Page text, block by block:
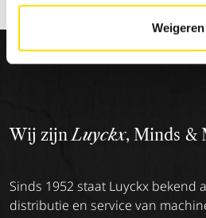
Weigeren
Wij zijnLuyckx, Minds &
Sinds 1952 staat Luyckx bekend
distributie en service van